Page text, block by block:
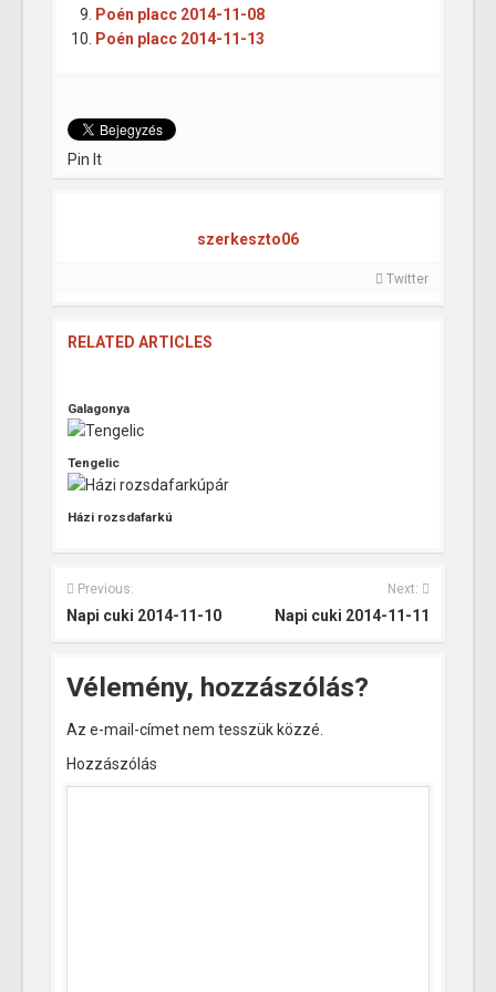
Poén placc 2014-11-08
Poén placc 2014-11-13
Pin It
szerkeszto06
Twitter
RELATED ARTICLES
Galagonya
Tengelic
Házi rozsdafarkú
Previous:
Napi cuki 2014-11-10
Next:
Napi cuki 2014-11-11
Vélemény, hozzászólás?
Az e-mail-címet nem tesszük közzé.
Hozzászólás